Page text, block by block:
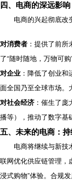
四、电商的深远影
电商的兴起彻底改
对消费者 ：提供了前
了“随时随地，万物可购”
对企业 ：降低了创业
面全国乃至全球市场。
对社会经济 ：催生了
播等），推动了数字基
五、未来的电商：
电商将继续与新技
联网优化供应链管理，
浸式购物”体验。合规